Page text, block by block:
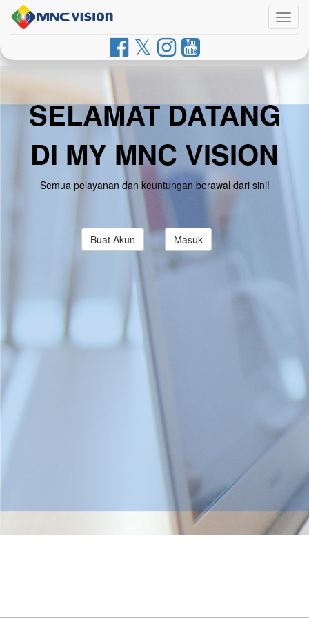
SELAMAT DATANG
DI MY MNC VISION
Semua pelayanan dan keuntungan berawal dari sini!
Buat Akun Masuk